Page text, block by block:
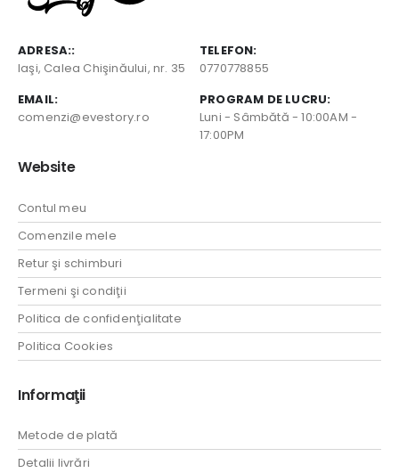
ADRESA::
Iaşi, Calea Chişinăului, nr. 35
TELEFON:
0770778855
EMAIL:
comenzi@evestory.ro
PROGRAM DE LUCRU:
Luni - Sâmbătă - 10:00AM -
17:00PM
Website
Contul meu
Comenzile mele
Retur şi schimburi
Termeni şi condiţii
Politica de confidenţialitate
Politica Cookies
Informaţii
Metode de plată
Detalii livrări